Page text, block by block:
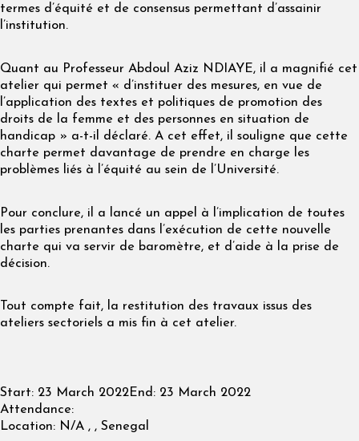
termes d’équité et de consensus permettant d’assainir
l’institution.
Quant au Professeur Abdoul Aziz NDIAYE, il a magnifié cet
atelier qui permet « d’instituer des mesures, en vue de
l’application des textes et politiques de promotion des
droits de la femme et des personnes en situation de
handicap » a-t-il déclaré. A cet effet, il souligne que cette
charte permet davantage de prendre en charge les
problèmes liés à l’équité au sein de l’Université.
Pour conclure, il a lancé un appel à l’implication de toutes
les parties prenantes dans l’exécution de cette nouvelle
charte qui va servir de baromètre, et d’aide à la prise de
décision.
Tout compte fait, la restitution des travaux issus des
ateliers sectoriels a mis fin à cet atelier.
Start: 23 March 2022End: 23 March 2022
Attendance:
Location: N/A , , Senegal